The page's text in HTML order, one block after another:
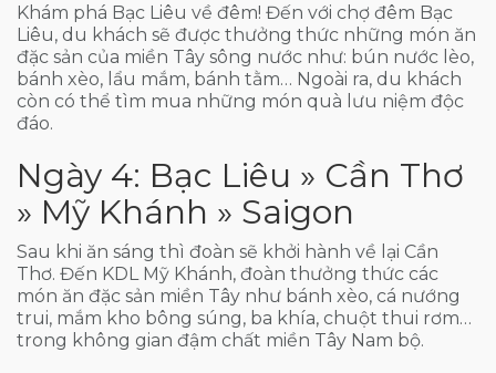
Khám phá Bạc Liêu về đêm! Đến với chợ đêm Bạc
Liêu, du khách sẽ được thưởng thức những món ăn
đặc sản của miền Tây sông nước như: bún nước lèo,
bánh xèo, lẩu mắm, bánh tằm… Ngoài ra, du khách
còn có thể tìm mua những món quà lưu niệm độc
đáo.
Ngày 4: Bạc Liêu » Cần Thơ
» Mỹ Khánh » Saigon
Sau khi ăn sáng thì đoàn sẽ khởi hành về lại Cần
Thơ. Đến KDL Mỹ Khánh, đoàn thưởng thức các
món ăn đặc sản miền Tây như bánh xèo, cá nướng
trui, mắm kho bông súng, ba khía, chuột thui rơm…
trong không gian đậm chất miền Tây Nam bộ.